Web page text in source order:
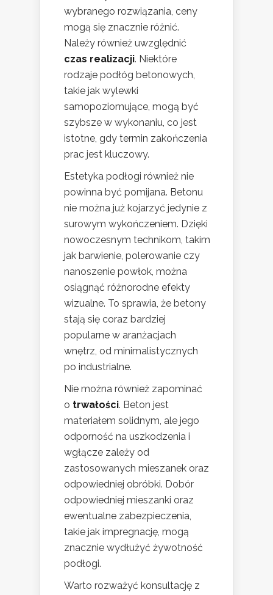
wybranego rozwiązania, ceny
mogą się znacznie różnić.
Należy również uwzględnić
czas realizacji. Niektóre
rodzaje podłóg betonowych,
takie jak wylewki
samopoziomujące, mogą być
szybsze w wykonaniu, co jest
istotne, gdy termin zakończenia
prac jest kluczowy.
Estetyka podłogi również nie
powinna być pomijana. Betonu
nie można już kojarzyć jedynie z
surowym wykończeniem. Dzięki
nowoczesnym technikom, takim
jak barwienie, polerowanie czy
nanoszenie powłok, można
osiągnąć różnorodne efekty
wizualne. To sprawia, że betony
stają się coraz bardziej
popularne w aranżacjach
wnętrz, od minimalistycznych
po industrialne.
Nie można również zapominać
o trwałości. Beton jest
materiałem solidnym, ale jego
odporność na uszkodzenia i
wgłącze zależy od
zastosowanych mieszanek oraz
odpowiedniej obróbki. Dobór
odpowiedniej mieszanki oraz
ewentualne zabezpieczenia,
takie jak impregnację, mogą
znacznie wydłużyć żywotność
podłogi.
Warto rozważyć konsultację z